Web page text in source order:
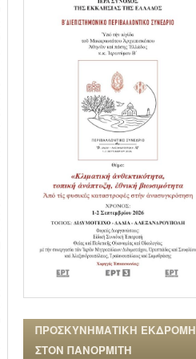
ΠΡΟΣΚΥΝΗΜΑΤΙΚΗ ΕΚΔΡΟΜΗ
ΣΤΟΝ ΠΑΝΟΡΜΙΤΗ